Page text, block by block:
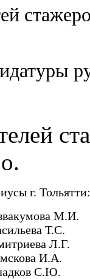
г. Тольятти:
М.И.
Т.С.
Л.Г.
И.А.
С.Ю.